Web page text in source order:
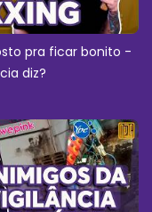
pra ficar bonito -
diz?